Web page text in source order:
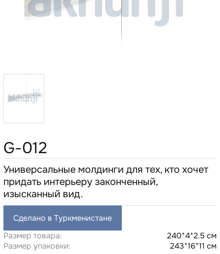
G-012
Универсальные молдинги для тех, кто хочет
придать интерьеру законченный,
изысканный вид.
Сделано в Туркменистане
Размер товара:
240*4*2.5 см
Размер упаковки:
243*16*11 см